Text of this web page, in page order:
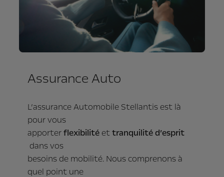
Assurance Auto
L’assurance Automobile Stellantis est là
pour vous
apporterflexibilité ettranquilité d’esprit
dans vos
besoins de mobilité. Nous comprenons à
quel point une